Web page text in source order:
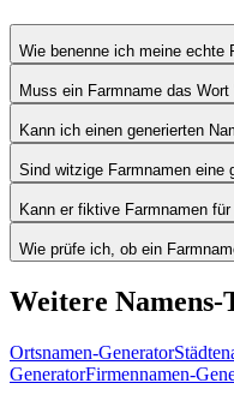
Wie benenne ich meine echte
Muss ein Farmname das
Kann ich einen generierten
Sind witzige Farmnamen eine
Kann er fiktive Farmnamen
Wie prüfe ich, ob ein
Weitere Namens-
Ortsnamen-Generator
GeneratorFirmennamen-